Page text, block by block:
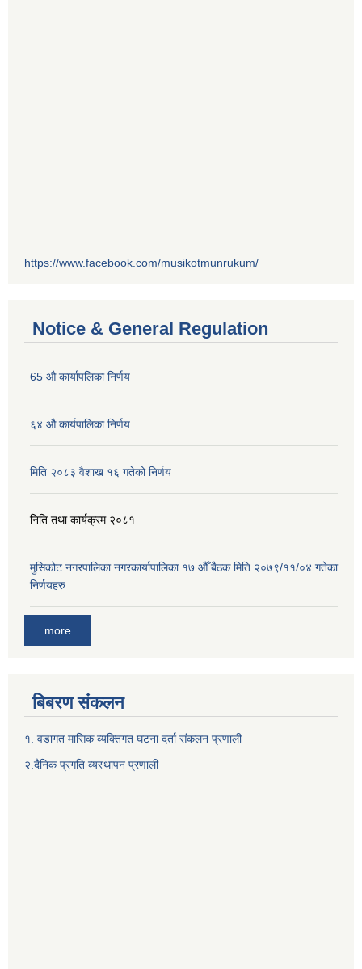
https://www.facebook.com/musikotmunrukum/
Notice & General Regulation
65 औ कार्यापलिका निर्णय
६४ औ कार्यपालिका निर्णय
मिति २०८३ वैशाख १६ गतेको निर्णय
निति तथा कार्यक्रम २०८१
मुसिकोट नगरपालिका नगरकार्यापालिका १७ औँ बैठक मिति २०७९/११/०४ गतेका
निर्णयहरु
more
बिबरण संकलन
१. वडागत मासिक व्यक्तिगत घटना दर्ता संकलन प्रणाली
२.दैनिक प्रगति व्यस्थापन प्रणाली